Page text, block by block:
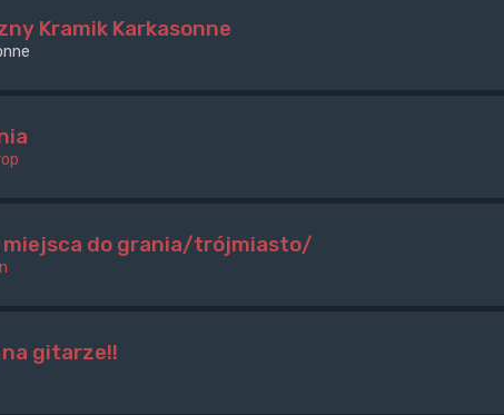
Kramik Karkasonne
miejsca do grania/trójmiasto/
gitarze!!